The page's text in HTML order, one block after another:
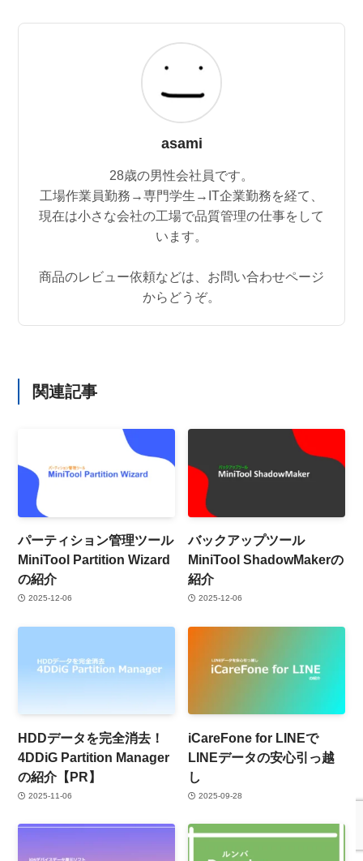
asami
28歳の男性会社員です。
工場作業員勤務→専門学生→IT企業勤務を経て、
現在は小さな会社の工場で品質管理の仕事をして
います。
商品のレビュー依頼などは、お問い合わせページ
からどうぞ。
関連記事
パーティション管理ツール
MiniTool Partition Wizard
の紹介
2025-12-06
バックアップツール
MiniTool ShadowMakerの
紹介
2025-12-06
HDDデータを完全消去！
4DDiG Partition Manager
の紹介【PR】
2025-11-06
iCareFone for LINEで
LINEデータの安心引っ越
し
2025-09-28